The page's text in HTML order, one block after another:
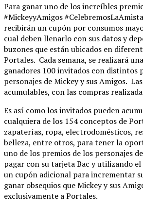
Para ganar uno de los increíbles
#MickeyyAmigos
recibirán un cupón por consumos
cual deben llenarlo con sus datos y
buzones que están ubicados en
Portales. Cada semana, se realizará
ganadores 100 invitados con distintos
personajes de Mickey y sus Amigos.
acumulables, con las compras
Es así como los invitados pueden
cualquiera de los 154 conceptos de
zapaterías, ropa, electrodomésticos,
belleza, entre otros, para tener la
uno de los premios de los personajes
pagar con su tarjeta Bac y utilizando el
un cupón adicional para incrementar
ganar obsequios que Mickey y sus
exclusivamente a Portales.